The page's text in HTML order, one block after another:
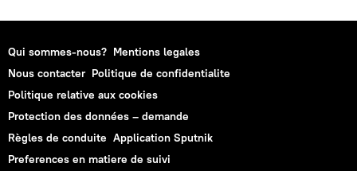
Qui sommes-nous? Mentions legales
Nous contacter Politique de confidentialite
Politique relative aux cookies
Protection des données – demande
Règles de conduite Application Sputnik
Preferences en matiere de suivi